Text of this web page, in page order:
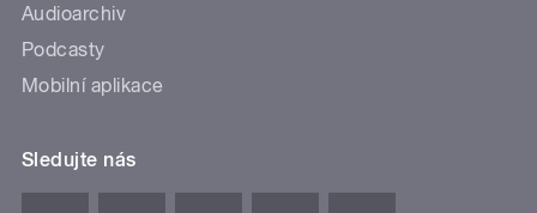
Audioarchiv
Podcasty
Mobilní aplikace
Sledujte nás